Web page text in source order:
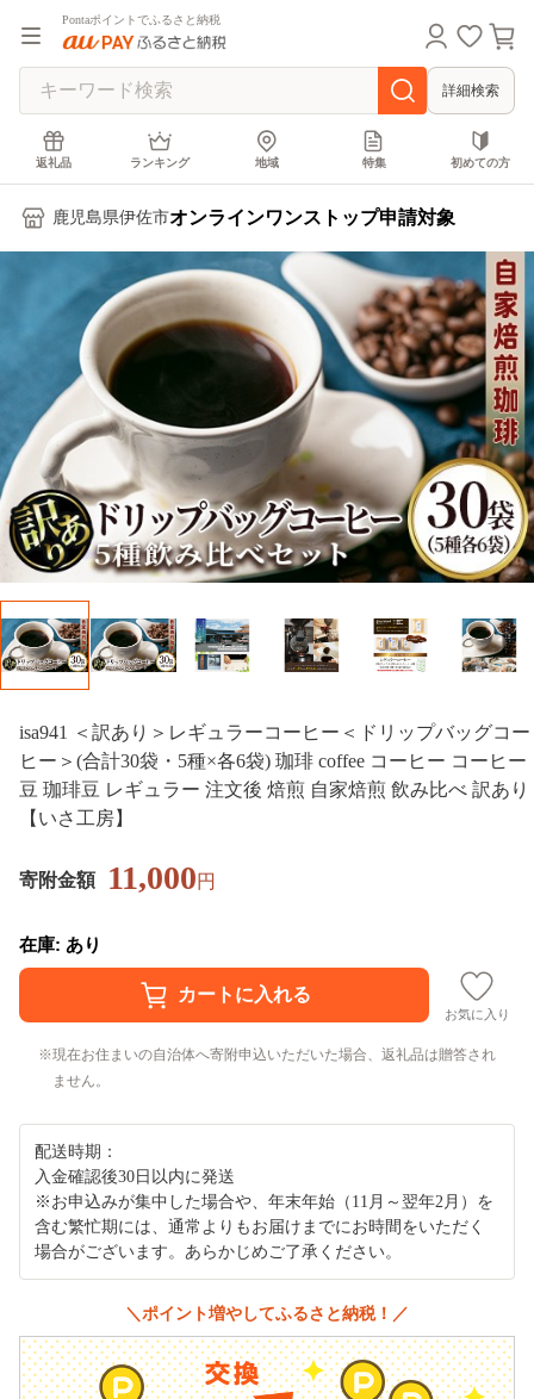
Pontaポイントでふるさと納税
詳細検索
返礼品 ランキング 地域 特集 初めての方
鹿児島県伊佐市オンラインワンストップ申請対象
isa941 ＜訳あり＞レギュラーコーヒー＜ドリップバッグコー
ヒー＞(合計30袋・5種×各6袋) 珈琲 coffee コーヒー コーヒー
豆 珈琲豆 レギュラー 注文後 焙煎 自家焙煎 飲み比べ 訳あり
【いさ工房】
寄附金額 11,000円
在庫: あり
お気に入り
現在お住まいの自治体へ寄附申込いただいた場合、返礼品は贈答され
ません。
配送時期：
入金確認後30日以内に発送
※お申込みが集中した場合や、年末年始（11月～翌年2月）を
含む繁忙期には、通常よりもお届けまでにお時間をいただく
場合がございます。あらかじめご了承ください。
＼ポイント増やしてふるさと納税！／